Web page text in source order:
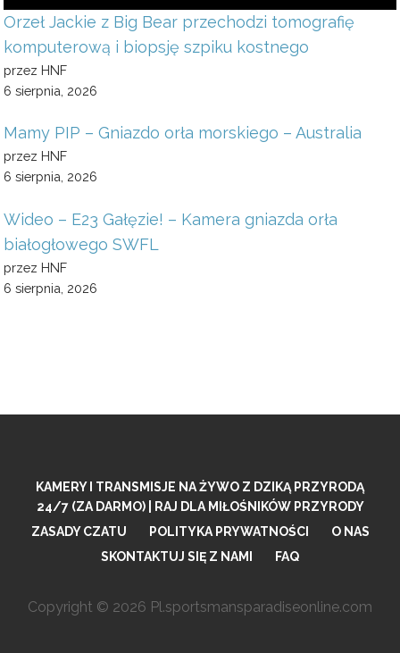
Orzeł Jackie z Big Bear przechodzi tomografię
komputerową i biopsję szpiku kostnego
przez HNF
6 sierpnia, 2026
Mamy PIP – Gniazdo orła morskiego – Australia
przez HNF
6 sierpnia, 2026
Wideo – E23 Gałęzie! – Kamera gniazda orła
białogłowego SWFL
przez HNF
6 sierpnia, 2026
KAMERY I TRANSMISJE NA ŻYWO Z DZIKĄ PRZYRODĄ
24/7 (ZA DARMO) | RAJ DLA MIŁOŚNIKÓW PRZYRODY
ZASADY CZATU
POLITYKA PRYWATNOŚCI
O NAS
SKONTAKTUJ SIĘ Z NAMI
FAQ
Copyright © 2026 Pl.sportsmansparadiseonline.com